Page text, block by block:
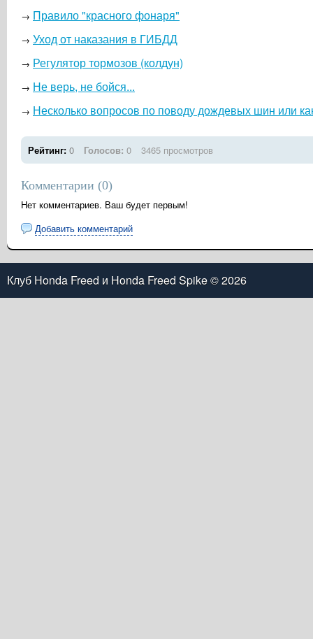
→ Правило "красного фонаря"
→ Уход от наказания в ГИБДД
→ Регулятор тормозов (колдун)
→ Не верь, не бойся...
→ Несколько вопросов по поводу дождевых шин или
Рейтинг: 0 Голосов: 0 3465 просмотров
Комментарии (0)
Нет комментариев. Ваш будет первым!
Добавить комментарий
Клуб Honda Freed и Honda Freed Spike© 2026